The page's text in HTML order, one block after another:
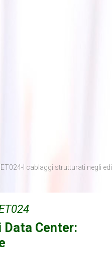
I cablaggi strutturati negli
Center: